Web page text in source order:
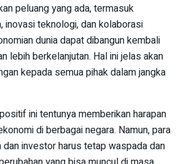
peluang yang ada, termasuk
inovasi teknologi, dan kolaborasi
dunia dapat dibangun kembali
lebih berkelanjutan. Hal ini jelas akan
kepada semua pihak dalam jangka
ini tentunya memberikan harapan
di berbagai negara. Namun, para
dan investor harus tetap waspada dan